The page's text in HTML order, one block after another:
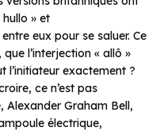
» et
eux pour se saluer. Ce
l’interjection « allô »
l’initiateur exactement ?
ce n’est pas
Alexander Graham Bell,
électrique,